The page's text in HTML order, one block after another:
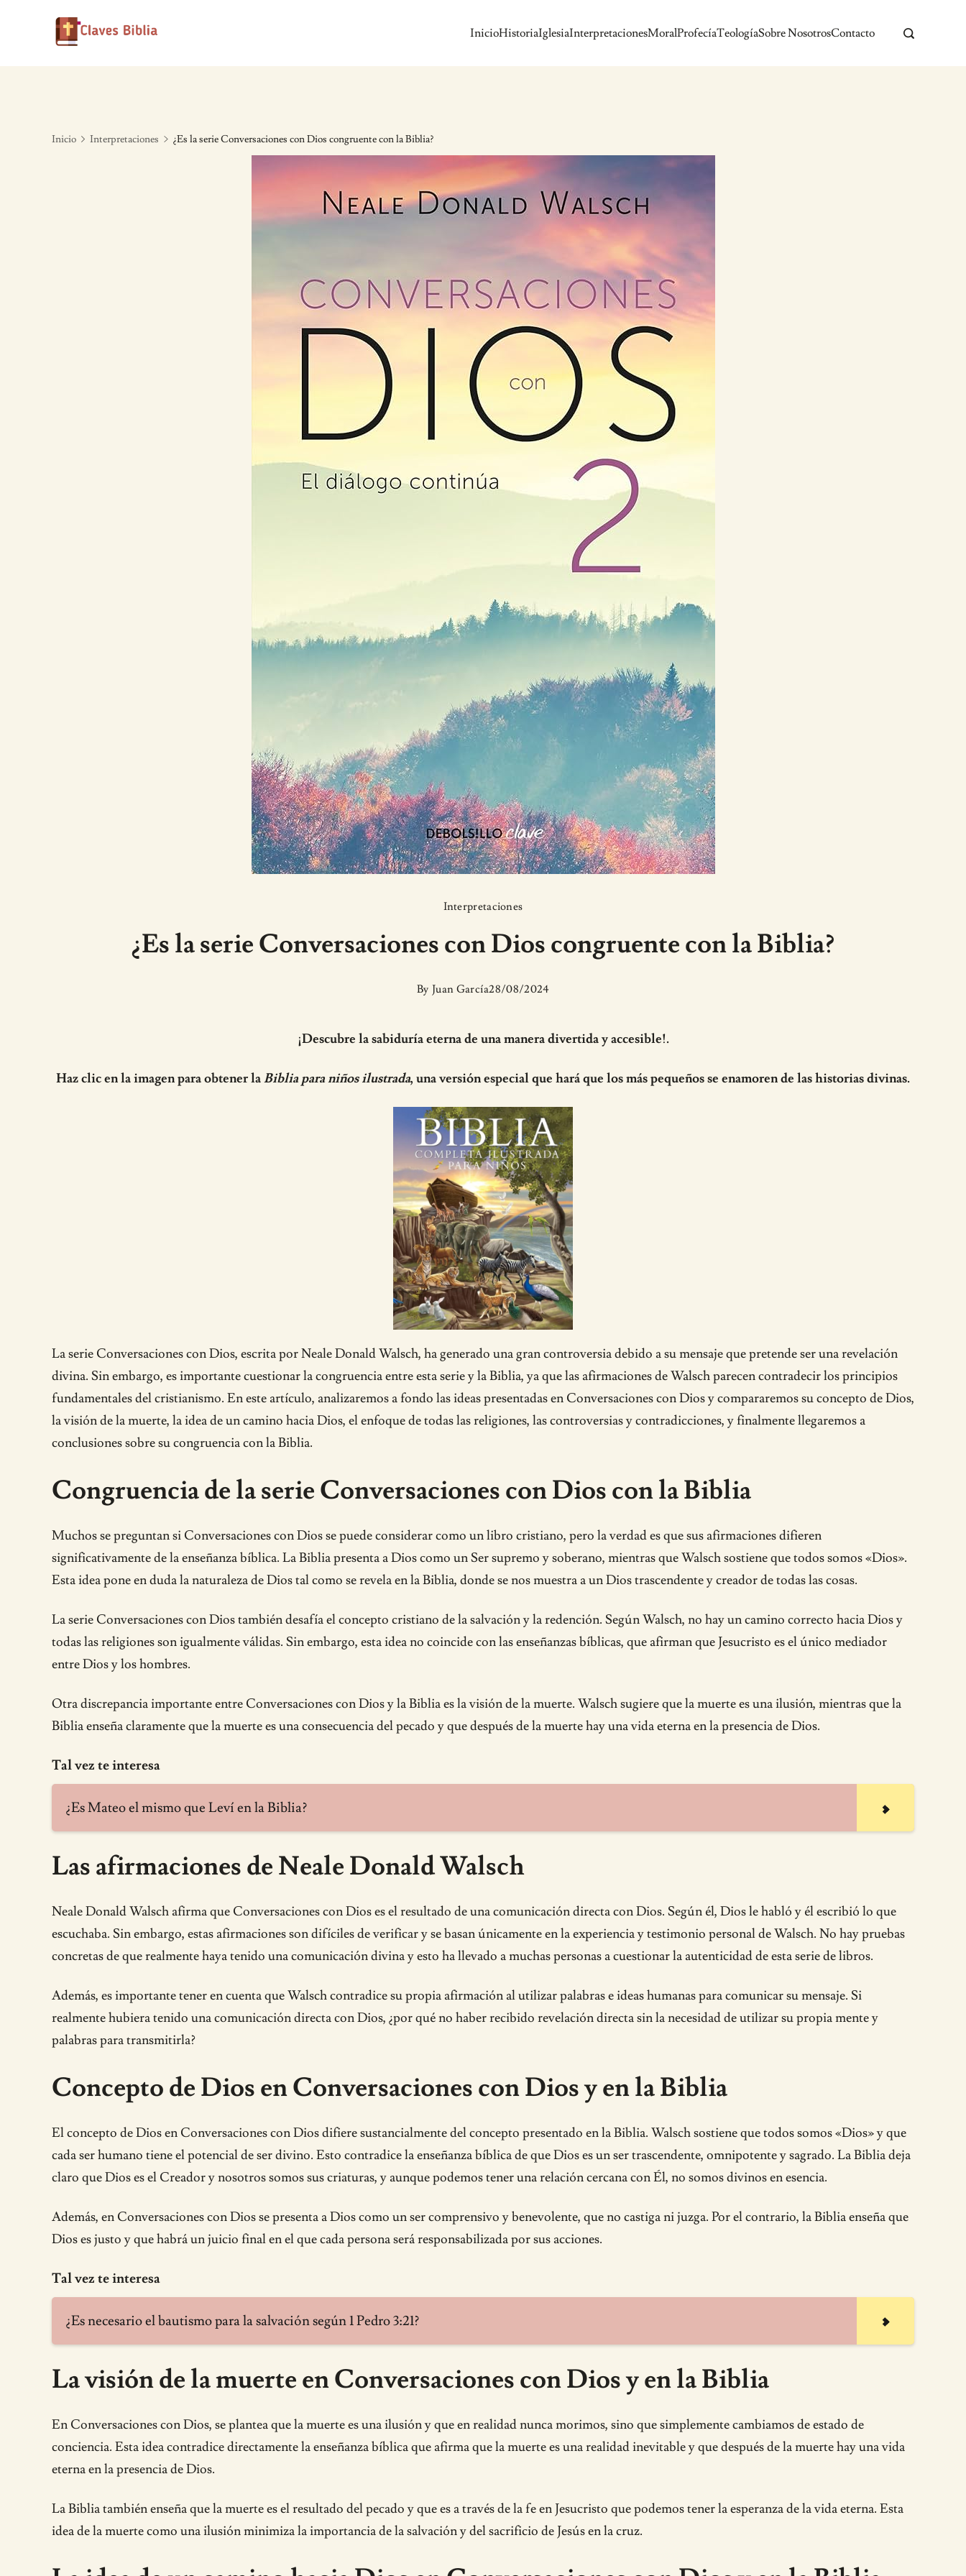
InicioHistoriaIglesiaInterpretacionesMoralProfecíaTeologíaSobre NosotrosContacto
Inicio Interpretaciones ¿Es la serie Conversaciones con Dios congruente con la Biblia?
Interpretaciones
¿Es la serie Conversaciones con Dios congruente con la Biblia?
By Juan García28/08/2024
¡Descubre la sabiduría eterna de una manera divertida y accesible!.
Haz clic en la imagen para obtener laBiblia para niños ilustrada, una versión especial que hará que los más pequeños se enamoren de las historias divinas.
La serie Conversaciones con Dios, escrita por Neale Donald Walsch, ha generado una gran controversia debido a su mensaje que pretende ser una revelación
divina. Sin embargo, es importante cuestionar la congruencia entre esta serie y la Biblia, ya que las afirmaciones de Walsch parecen contradecir los principios
fundamentales del cristianismo. En este artículo, analizaremos a fondo las ideas presentadas en Conversaciones con Dios y compararemos su concepto de Dios,
la visión de la muerte, la idea de un camino hacia Dios, el enfoque de todas las religiones, las controversias y contradicciones, y finalmente llegaremos a
conclusiones sobre su congruencia con la Biblia.
Congruencia de la serie Conversaciones con Dios con la Biblia
Muchos se preguntan si Conversaciones con Dios se puede considerar como un libro cristiano, pero la verdad es que sus afirmaciones difieren
significativamente de la enseñanza bíblica. La Biblia presenta a Dios como un Ser supremo y soberano, mientras que Walsch sostiene que todos somos «Dios».
Esta idea pone en duda la naturaleza de Dios tal como se revela en la Biblia, donde se nos muestra a un Dios trascendente y creador de todas las cosas.
La serie Conversaciones con Dios también desafía el concepto cristiano de la salvación y la redención. Según Walsch, no hay un camino correcto hacia Dios y
todas las religiones son igualmente válidas. Sin embargo, esta idea no coincide con las enseñanzas bíblicas, que afirman que Jesucristo es el único mediador
entre Dios y los hombres.
Otra discrepancia importante entre Conversaciones con Dios y la Biblia es la visión de la muerte. Walsch sugiere que la muerte es una ilusión, mientras que la
Biblia enseña claramente que la muerte es una consecuencia del pecado y que después de la muerte hay una vida eterna en la presencia de Dios.
Tal vez te interesa
¿Es Mateo el mismo que Leví en la Biblia?
Las afirmaciones de Neale Donald Walsch
Neale Donald Walsch afirma que Conversaciones con Dios es el resultado de una comunicación directa con Dios. Según él, Dios le habló y él escribió lo que
escuchaba. Sin embargo, estas afirmaciones son difíciles de verificar y se basan únicamente en la experiencia y testimonio personal de Walsch. No hay pruebas
concretas de que realmente haya tenido una comunicación divina y esto ha llevado a muchas personas a cuestionar la autenticidad de esta serie de libros.
Además, es importante tener en cuenta que Walsch contradice su propia afirmación al utilizar palabras e ideas humanas para comunicar su mensaje. Si
realmente hubiera tenido una comunicación directa con Dios, ¿por qué no haber recibido revelación directa sin la necesidad de utilizar su propia mente y
palabras para transmitirla?
Concepto de Dios en Conversaciones con Dios y en la Biblia
El concepto de Dios en Conversaciones con Dios difiere sustancialmente del concepto presentado en la Biblia. Walsch sostiene que todos somos «Dios» y que
cada ser humano tiene el potencial de ser divino. Esto contradice la enseñanza bíblica de que Dios es un ser trascendente, omnipotente y sagrado. La Biblia deja
claro que Dios es el Creador y nosotros somos sus criaturas, y aunque podemos tener una relación cercana con Él, no somos divinos en esencia.
Además, en Conversaciones con Dios se presenta a Dios como un ser comprensivo y benevolente, que no castiga ni juzga. Por el contrario, la Biblia enseña que
Dios es justo y que habrá un juicio final en el que cada persona será responsabilizada por sus acciones.
Tal vez te interesa
¿Es necesario el bautismo para la salvación según 1 Pedro 3:21?
La visión de la muerte en Conversaciones con Dios y en la Biblia
En Conversaciones con Dios, se plantea que la muerte es una ilusión y que en realidad nunca morimos, sino que simplemente cambiamos de estado de
conciencia. Esta idea contradice directamente la enseñanza bíblica que afirma que la muerte es una realidad inevitable y que después de la muerte hay una vida
eterna en la presencia de Dios.
La Biblia también enseña que la muerte es el resultado del pecado y que es a través de la fe en Jesucristo que podemos tener la esperanza de la vida eterna. Esta
idea de la muerte como una ilusión minimiza la importancia de la salvación y del sacrificio de Jesús en la cruz.